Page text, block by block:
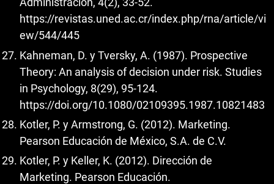
https://revistas.uned.ac.cr/index.php/rna/article/vi
ew/544/445
Kahneman, D. y Tversky, A. (1987). Prospective
Theory: An analysis of decision under risk. Studies
in Psychology, 8(29), 95-124.
https://doi.org/10.1080/02109395.1987.10821483
Kotler, P. y Armstrong, G. (2012). Marketing.
Pearson Educación de México, S.A. de C.V.
Kotler, P. y Keller, K. (2012). Dirección de
Marketing. Pearson Educación.